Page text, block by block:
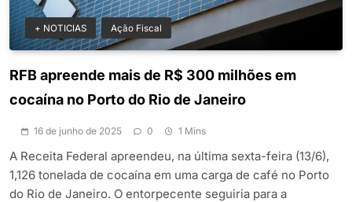
+ NOTICIAS Ação Fiscal
RFB apreende mais de R$ 300 milhões em
cocaína no Porto do Rio de Janeiro
16 de junho de 2025 0 1 Mins
A Receita Federal apreendeu, na última sexta-feira (13/6),
1,126 tonelada de cocaína em uma carga de café no Porto
do Rio de Janeiro. O entorpecente seguiria para a